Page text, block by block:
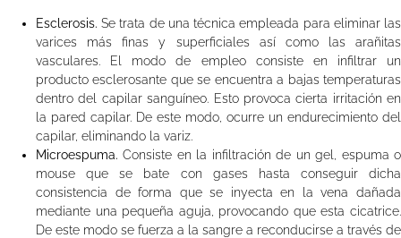
Esclerosis.Se trata de una técnica empleada para eliminar las
varices más finas y superficiales así como las arañitas
vasculares. El modo de empleo consiste en infiltrar un
producto esclerosante que se encuentra a bajas temperaturas
dentro del capilar sanguíneo. Esto provoca cierta irritación en
la pared capilar. De este modo, ocurre un endurecimiento del
capilar, eliminando la variz.
Microespuma. Consiste en la infiltración de un gel, espuma o
mouse que se bate con gases hasta conseguir dicha
consistencia de forma que se inyecta en la vena dañada
mediante una pequeña aguja, provocando que esta cicatrice.
De este modo se fuerza a la sangre a reconducirse a través de